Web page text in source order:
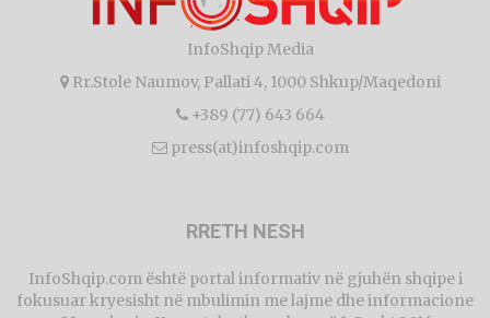
InfoShqip Media
Rr.Stole Naumov, Pallati 4, 1000 Shkup/Maqedoni
+389 (77) 643 664
press(at)infoshqip.com
RRETH NESH
InfoShqip.com është portal informativ në gjuhën shqipe i
fokusuar kryesisht në mbulimin me lajme dhe informacione